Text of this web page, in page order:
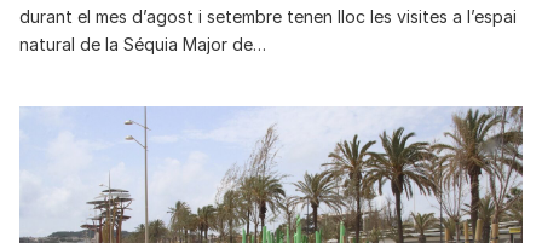
durant el mes d’agost i setembre tenen lloc les visites a l’espai
natural de la Séquia Major de…